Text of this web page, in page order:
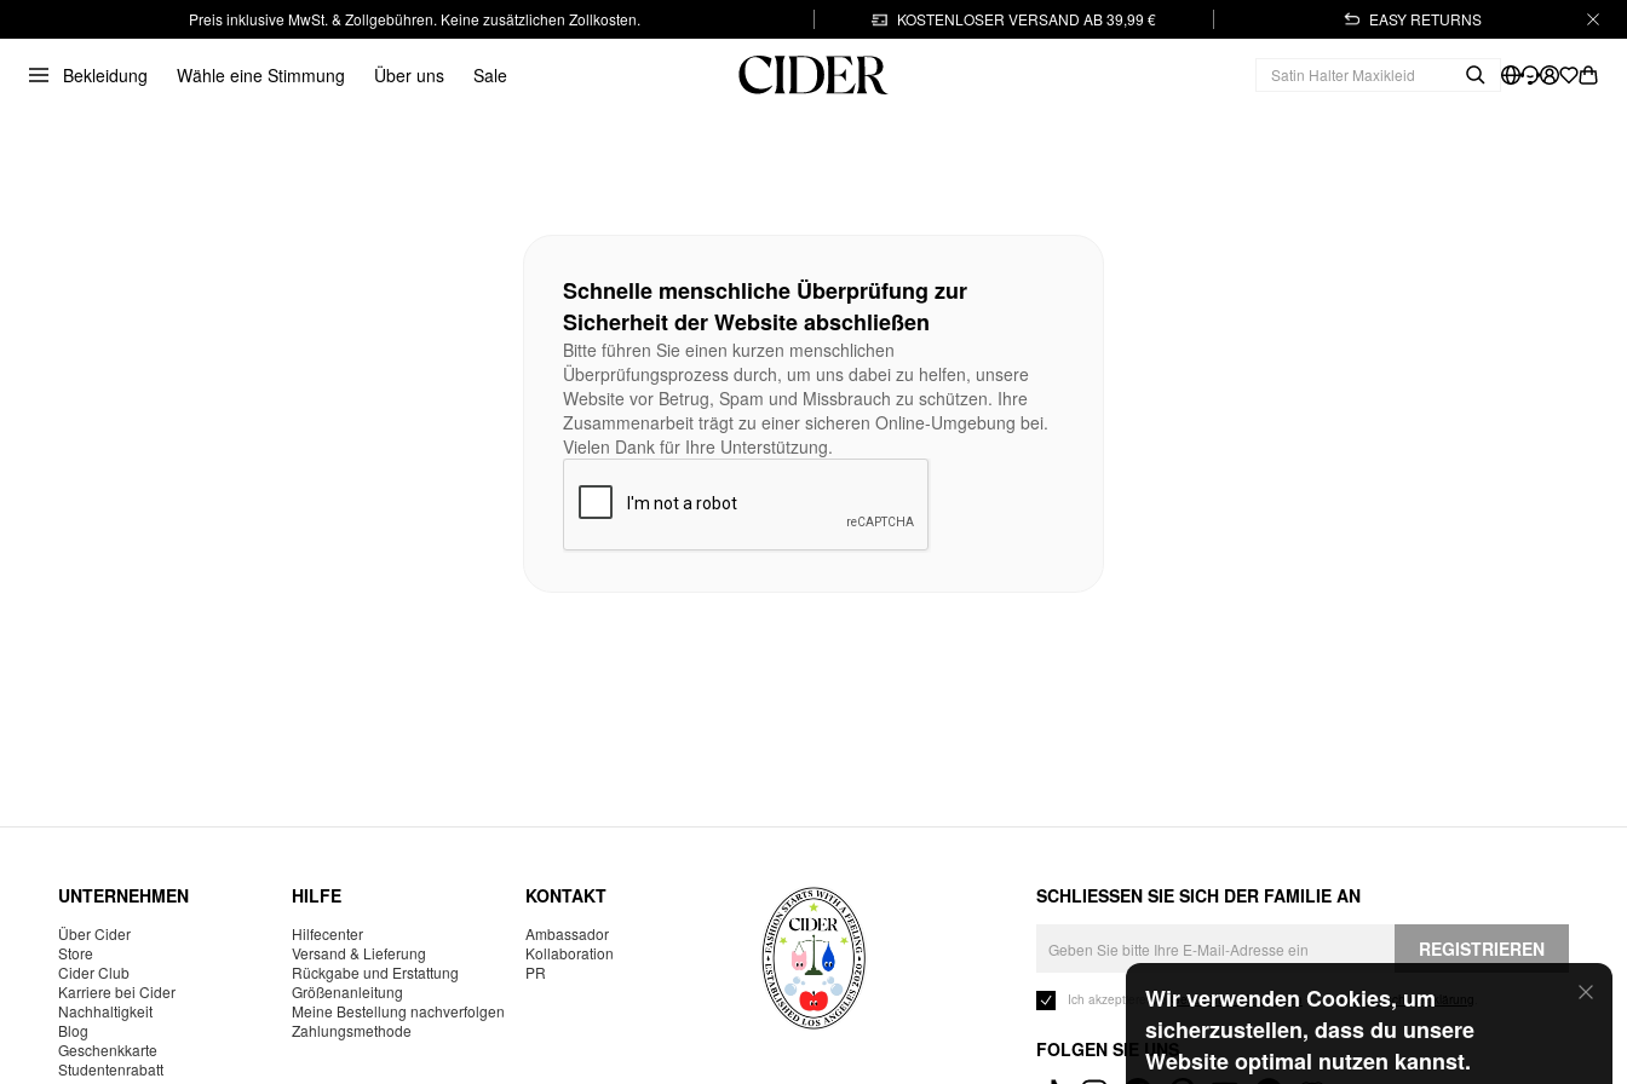
Preis inklusive MwSt. & Zollgebühren. Keine zusätzlichen Zollkosten. KOSTENLOSER VERSAND AB 39,99 € EASY RETURNS
Bekleidung Wähle eine Stimmung Über uns Sale
Wir verwenden Cookies, um
sicherzustellen, dass du unsere
Website optimal nutzen kannst.
Schnelle menschliche Überprüfung zur
Sicherheit der Website abschließen
Bitte führen Sie einen kurzen menschlichen
Überprüfungsprozess durch, um uns dabei zu helfen, unsere
Website vor Betrug, Spam und Missbrauch zu schützen. Ihre
Zusammenarbeit trägt zu einer sicheren Online-Umgebung bei.
Vielen Dank für Ihre Unterstützung.
UNTERNEHMEN
Über Cider
Store
Cider Club
Karriere bei Cider
Nachhaltigkeit
Blog
Geschenkkarte
Studentenrabatt
HILFE
Hilfecenter
Versand & Lieferung
Rückgabe und Erstattung
Größenanleitung
Meine Bestellung nachverfolgen
Zahlungsmethode
KONTAKT
Ambassador
Kollaboration
PR
SCHLIESSEN SIE SICH DER FAMILIE AN
REGISTRIEREN
Ich akzeptiere dieGeschäftsbedingungen und die Datenschutzerklärung
FOLGEN SIE UNS